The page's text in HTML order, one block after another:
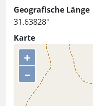
Geografische Länge
31.63828°
Karte
+
–